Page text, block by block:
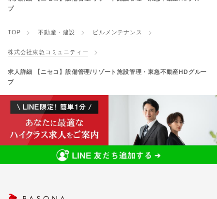
プ
TOP 不動産・建設 ビルメンテナンス
株式会社東急コミュニティー
求人詳細 【ニセコ】設備管理/リゾート施設管理・東急不動産HDグルー
プ